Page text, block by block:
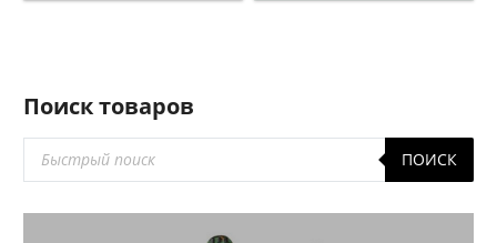
Поиск товаров
товаров
ПОИСК